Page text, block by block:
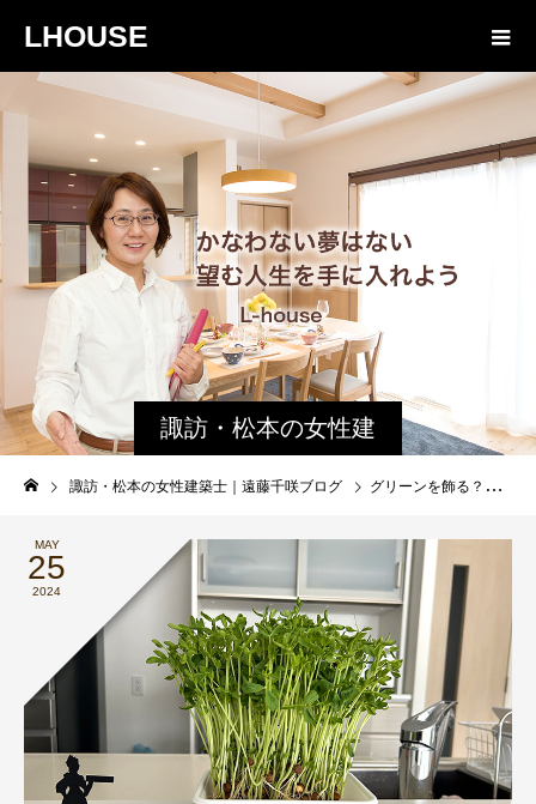
LHOUSE
諏訪・松本の女性建
築士ブログ｜未来生
活設計
諏訪・松本の女性建築士｜遠藤千咲ブログ グリーンを飾る？｜豆苗
MAY
25
2024